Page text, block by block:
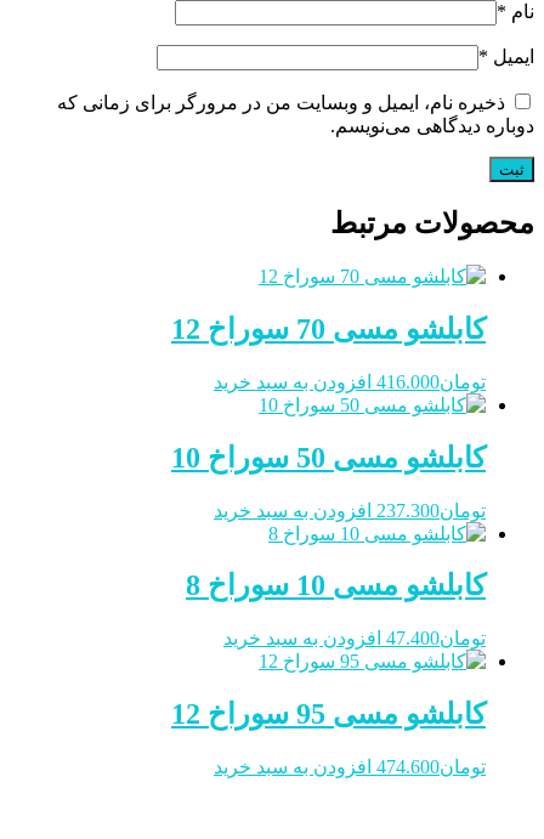
نام *
ایمیل *
ذخیره نام، ایمیل و وبسایت من در مرورگر برای زمانی که
دوباره دیدگاهی می‌نویسم.
محصولات مرتبط
کابلشو مسی 70 سوراخ 12
تومان416.000 افزودن به سبد خرید
کابلشو مسی 50 سوراخ 10
تومان237.300 افزودن به سبد خرید
کابلشو مسی 10 سوراخ 8
تومان47.400 افزودن به سبد خرید
کابلشو مسی 95 سوراخ 12
تومان474.600 افزودن به سبد خرید